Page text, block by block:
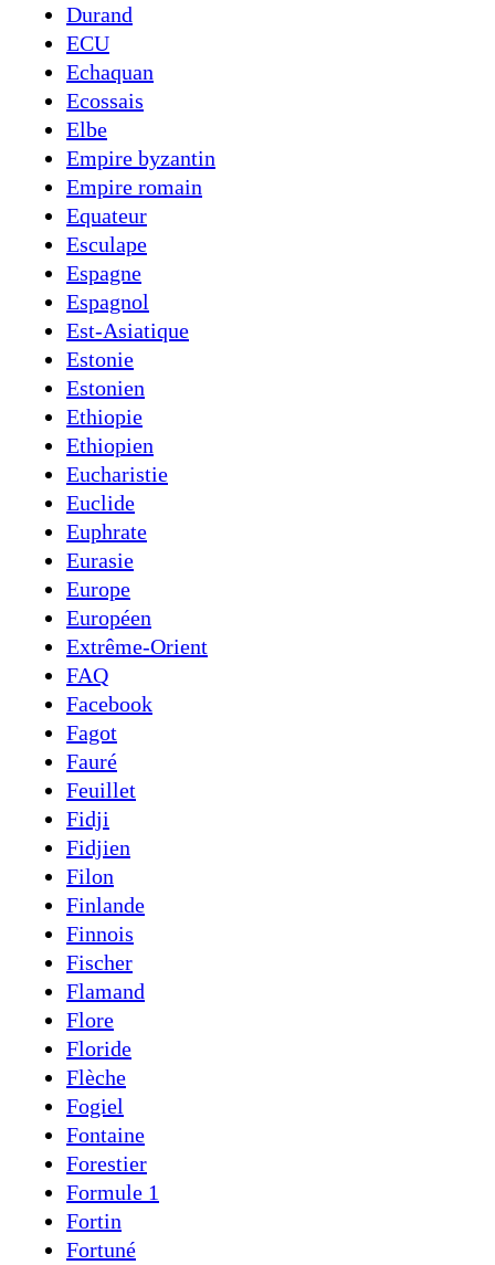
Durand
ECU
Echaquan
Ecossais
Elbe
Empire byzantin
Empire romain
Equateur
Esculape
Espagne
Espagnol
Est-Asiatique
Estonie
Estonien
Ethiopie
Ethiopien
Eucharistie
Euclide
Euphrate
Eurasie
Europe
Européen
Extrême-Orient
FAQ
Facebook
Fagot
Fauré
Feuillet
Fidji
Fidjien
Filon
Finlande
Finnois
Fischer
Flamand
Flore
Floride
Flèche
Fogiel
Fontaine
Forestier
Formule 1
Fortin
Fortuné